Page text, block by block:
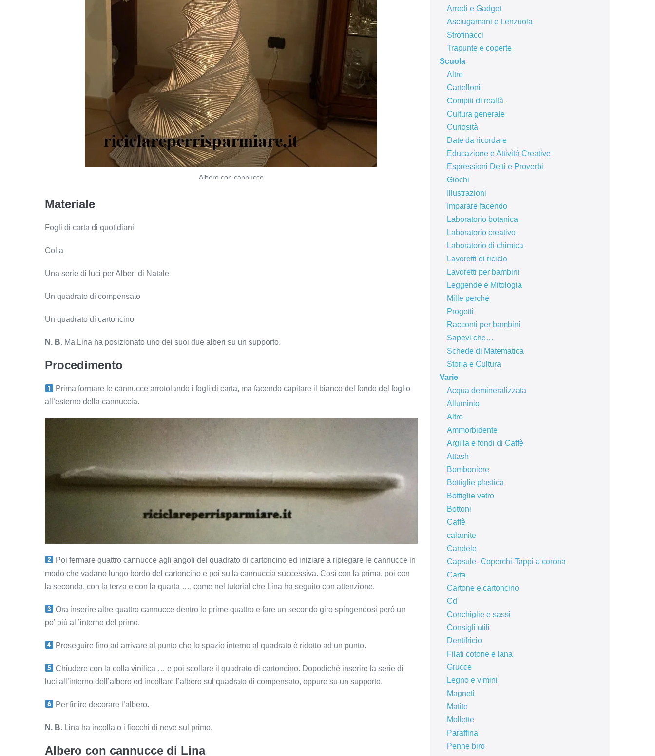
Albero con cannucce
Materiale
Fogli di carta di quotidiani
Colla
Una serie di luci per Alberi di Natale
Un quadrato di compensato
Un quadrato di cartoncino
N. B. Ma Lina ha posizionato uno dei suoi due alberi su un supporto.
Procedimento
Prima formare le cannucce arrotolando i fogli di carta, ma facendo capitare il bianco del fondo del foglio
all’esterno della cannuccia.
Poi fermare quattro cannucce agli angoli del quadrato di cartoncino ed iniziare a ripiegare le cannucce in
modo che vadano lungo bordo del cartoncino e poi sulla cannuccia successiva. Così con la prima, poi con
la seconda, con la terza e con la quarta …, come nel tutorial che Lina ha seguito con attenzione.
Ora inserire altre quattro cannucce dentro le prime quattro e fare un secondo giro spingendosi però un
po’ più all’interno del primo.
Proseguire fino ad arrivare al punto che lo spazio interno al quadrato è ridotto ad un punto.
Chiudere con la colla vinilica … e poi scollare il quadrato di cartoncino. Dopodiché inserire la serie di
luci all’interno dell’albero ed incollare l’albero sul quadrato di compensato, oppure su un supporto.
Per finire decorare l’albero.
N. B. Lina ha incollato i fiocchi di neve sul primo.
Albero con cannucce di Lina
Arredi e Gadget
Asciugamani e Lenzuola
Strofinacci
Trapunte e coperte
Scuola
Altro
Cartelloni
Compiti di realtà
Cultura generale
Curiosità
Date da ricordare
Educazione e Attività Creative
Espressioni Detti e Proverbi
Giochi
Illustrazioni
Imparare facendo
Laboratorio botanica
Laboratorio creativo
Laboratorio di chimica
Lavoretti di riciclo
Lavoretti per bambini
Leggende e Mitologia
Mille perché
Progetti
Racconti per bambini
Sapevi che…
Schede di Matematica
Storia e Cultura
Varie
Acqua demineralizzata
Alluminio
Altro
Ammorbidente
Argilla e fondi di Caffè
Attash
Bomboniere
Bottiglie plastica
Bottiglie vetro
Bottoni
Caffè
calamite
Candele
Capsule- Coperchi-Tappi a corona
Carta
Cartone e cartoncino
Cd
Conchiglie e sassi
Consigli utili
Dentifricio
Filati cotone e lana
Grucce
Legno e vimini
Magneti
Matite
Mollette
Paraffina
Penne biro